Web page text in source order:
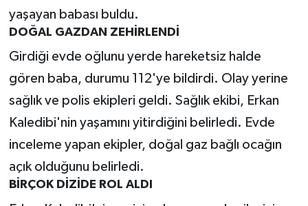
yaşayan babası buldu.
DOĞAL GAZDAN ZEHİRLENDİ
Girdiği evde oğlunu yerde hareketsiz halde
gören baba, durumu 112'ye bildirdi. Olay yerine
sağlık ve polis ekipleri geldi. Sağlık ekibi, Erkan
Kaledibi'nin yaşamını yitirdiğini belirledi. Evde
inceleme yapan ekipler, doğal gaz bağlı ocağın
açık olduğunu belirledi.
BİRÇOK DİZİDE ROL ALDI